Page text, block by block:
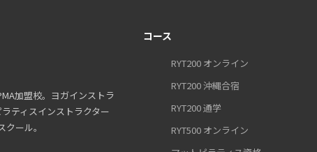
加盟校。ヨガインストラ
ティスインストラクター
ール。
コース
RYT200 オンライン
RYT200 沖縄合宿
RYT200 通学
RYT500 オンライン